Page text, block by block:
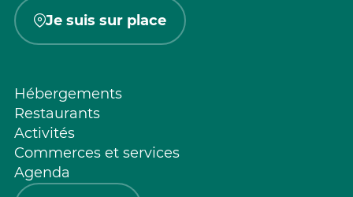
Je suis sur place
Hébergements
Restaurants
Activités
Commerces et services
Agenda